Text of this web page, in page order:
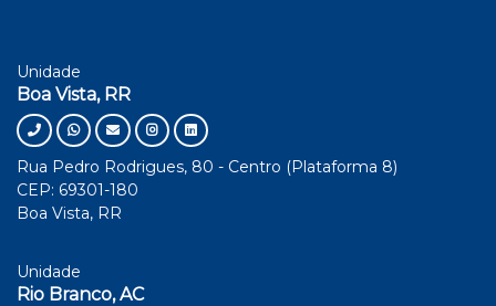
Unidade
Boa Vista, RR
Rua Pedro Rodrigues, 80 - Centro (Plataforma 8)
CEP: 69301-180
Boa Vista, RR
Unidade
Rio Branco, AC